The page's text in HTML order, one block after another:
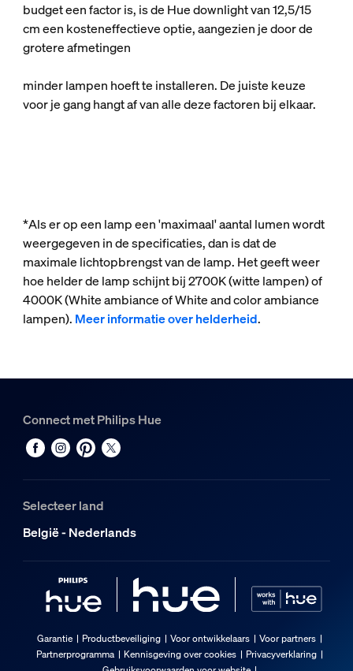
budget een factor is, is de Hue downlight van 12,5/15
cm een kosteneffectieve optie, aangezien je door de
grotere afmetingen
minder lampen hoeft te installeren. De juiste keuze
voor je gang hangt af van alle deze factoren bij elkaar.
*Als er op een lamp een 'maximaal' aantal lumen wordt
weergegeven in de specificaties, dan is dat de
maximale lichtopbrengst van de lamp. Het geeft weer
hoe helder de lamp schijnt bij 2700K (witte lampen) of
4000K (White ambiance of White and color ambiance
lampen). Meer informatie over helderheid.
Connect met Philips Hue
Selecteer land
België - Nederlands
Garantie Productbeveiliging Voor ontwikkelaars
Voor partners
Partnerprogramma
Kennisgeving over cookies
Privacyverklaring